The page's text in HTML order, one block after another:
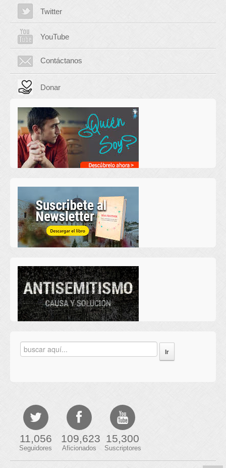
Twitter
YouTube
Contáctanos
Donar
11,056
Seguidores
109,623
Aficionados
15,300
Suscriptores